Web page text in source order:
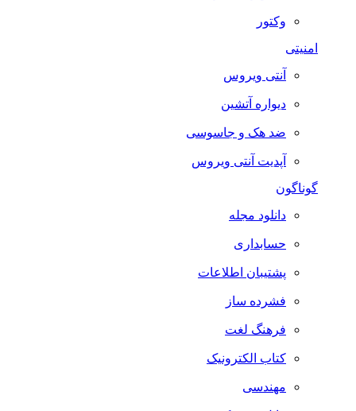
وکتور
امنیتی
آنتی ویروس
دیواره آتشین
ضد هک و جاسوسی
آپدیت آنتی ویروس
گوناگون
دانلود مجله
حسابداری
پشتیبان اطلاعات
فشرده ساز
فرهنگ لغت
کتاب الکترونیک
مهندسی